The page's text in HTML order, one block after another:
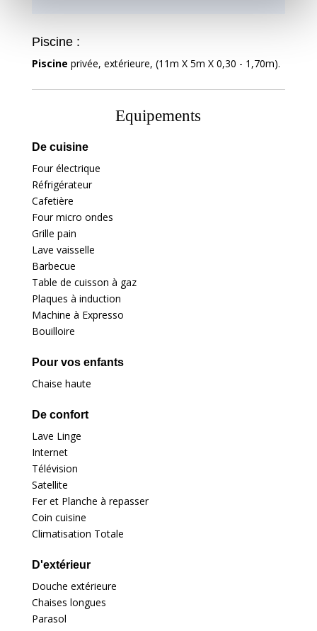
Piscine :
Piscine privée, extérieure, (11m X 5m X 0,30 - 1,70m).
Equipements
De cuisine
Four électrique
Réfrigérateur
Cafetière
Four micro ondes
Grille pain
Lave vaisselle
Barbecue
Table de cuisson à gaz
Plaques à induction
Machine à Expresso
Bouilloire
Pour vos enfants
Chaise haute
De confort
Lave Linge
Internet
Télévision
Satellite
Fer et Planche à repasser
Coin cuisine
Climatisation Totale
D'extérieur
Douche extérieure
Chaises longues
Parasol